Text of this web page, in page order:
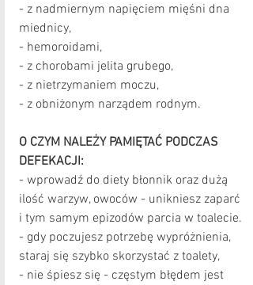
- z nadmiernym napięciem mięśni dna
miednicy,
- hemoroidami,
- z chorobami jelita grubego,
- z nietrzymaniem moczu,
- z obniżonym narządem rodnym.
O CZYM NALEŻY PAMIĘTAĆ PODCZAS
DEFEKACJI:
- wprowadź do diety błonnik oraz dużą
ilość warzyw, owoców - unikniesz zaparć
i tym samym epizodów parcia w toalecie.
- gdy poczujesz potrzebę wypróżnienia,
staraj się szybko skorzystać z toalety,
- nie śpiesz się - częstym błędem jest